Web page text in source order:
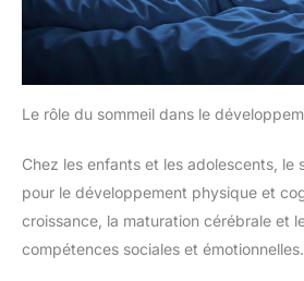
Le rôle du sommeil dans le
Chez les enfants et les adolescents, le
pour le développement physique et
croissance, la maturation cérébrale et
compétences sociales et émotionnelles.